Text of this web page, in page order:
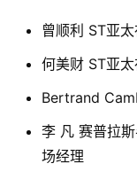
曾顺利 ST亚
何美财 ST亚
Bertrand
李 凡 赛普拉
场经理